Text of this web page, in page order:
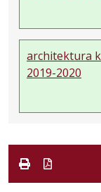
architektura
2019-2020